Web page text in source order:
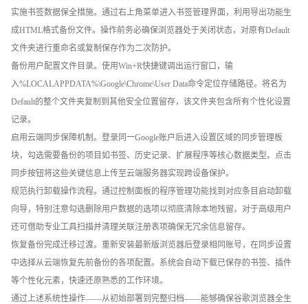
实施书签数据保全措施。通过右上角菜单进入书签管理界面，利用导出功能生
成HTML格式备份文件。操作前务必确保浏览器处于关闭状态，对原有Default
文件夹进行重命名或复制保存作为二次防护。
备份用户配置文件目录。使用Win+R快捷键调出运行窗口，输
入%LOCALAPPDATA%\Google\Chrome\User Data命令定位存储路径。将名为
Default的整个文件夹复制到其他安全位置留存，该文件夹包含所有个性化设置
记录。
启用云端同步保障机制。登录同一Google账户后进入设置区域的同步管理板
块，勾选需要备份的项目如书签、历史记录、扩展程序等核心数据类型。点击
同步按钮将这些关键信息上传至云端服务器实现跨设备保护。
规范执行卸载操作流程。通过控制面板的程序管理功能找到对应条目启动卸载
向导，特别注意勾选删除用户数据的选项以彻底清除本地残留。对于高级用户
还可借助专业工具扫描并清理关联注册表项确保无冗余信息留存。
恢复备份完成迁移过渡。重新安装最新版浏览器后登录相同账号，在同步设置
中选择从云端恢复先前备份的各项配置。系统会自动下载已保存的书签、插件
等个性化元素，快速还原熟悉的工作环境。
通过上述系统性操作——从初始部署到完整归档——能够确保谷歌浏览器全生